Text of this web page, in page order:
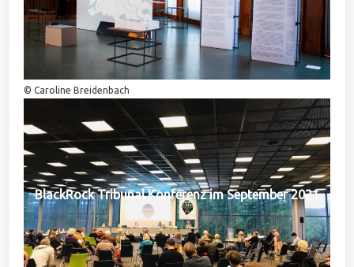
© Caroline Breidenbach
BlackRock Tribunal Konferenz im September 2021